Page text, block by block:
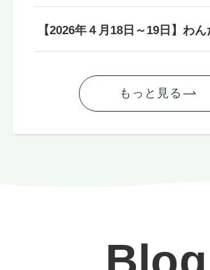
【2026年４月18日～19日】わ
もっと見る